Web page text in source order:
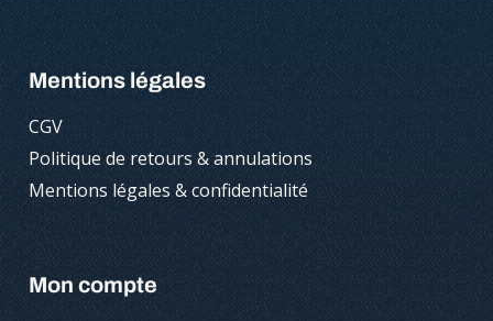
Mon compte
Mentions légales
CGV
Politique de retours & annulations
Mentions légales & confidentialité